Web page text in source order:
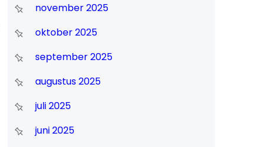
november 2025
oktober 2025
september 2025
augustus 2025
juli 2025
juni 2025